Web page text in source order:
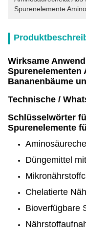
Spurenelemente
Wirksame
Spurenelementen
Bananenbäume
Technische /
Schlüsselwörter
Spurenelemente
Düngemittel
Chelatierte
Bioverfügbare